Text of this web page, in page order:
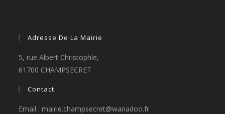
Adresse De La Mairie
5, rue Albert Christophle,
61700 CHAMPSECRET
Contact
Email : mairie.champsecret@wanadoo.fr